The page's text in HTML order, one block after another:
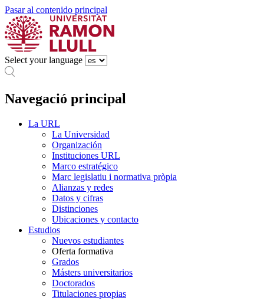
Pasar al contenido principal
Select your language
Navegació principal
La URL
La Universidad
Organización
Instituciones URL
Marco estratégico
Marc legislatiu i normativa pròpia
Alianzas y redes
Datos y cifras
Distinciones
Ubicaciones y contacto
Estudios
Nuevos estudiantes
Oferta formativa
Grados
Másters universitarios
Doctorados
Titulaciones propias